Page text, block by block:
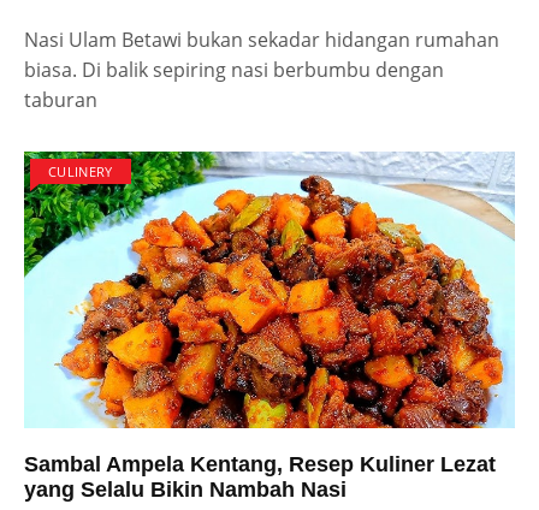
Nasi Ulam Betawi bukan sekadar hidangan rumahan
biasa. Di balik sepiring nasi berbumbu dengan
taburan
CULINERY
Sambal Ampela Kentang, Resep Kuliner Lezat
yang Selalu Bikin Nambah Nasi